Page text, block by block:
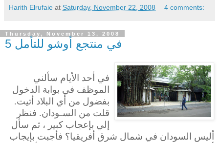
Harith Elrufaie at Saturday, November 22, 2008 4 comments:
Thursday, November 13, 2008
في منتجع أوشو للتأمل 5
في أحد الأيام سألني
الموظف في بوابة الدخول
بفضول من أي البلاد أتيت.
قلت من السـودان. فنظر
إلي بإعجاب كبير ، ثم سأل
أليس السودان في شمال شرق أفريقيا؟ فأجبت بإيجاب